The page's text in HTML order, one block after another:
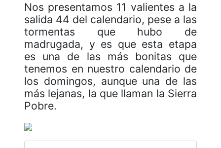
Nos presentamos 11 valientes a la
salida 44 del calendario, pese a las
tormentas que hubo de
madrugada, y es que esta etapa
es una de las más bonitas que
tenemos en nuestro calendario de
los domingos, aunque una de las
más lejanas, la que llaman la Sierra
Pobre.